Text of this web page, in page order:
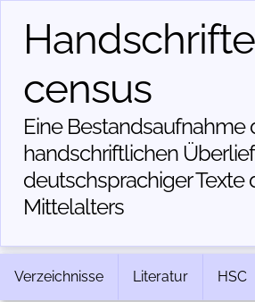
census
Eine Bestandsaufnahme
handschriftlichen
deutschsprachiger Texte
Mittelalters
Verzeichnisse Literatur HSC